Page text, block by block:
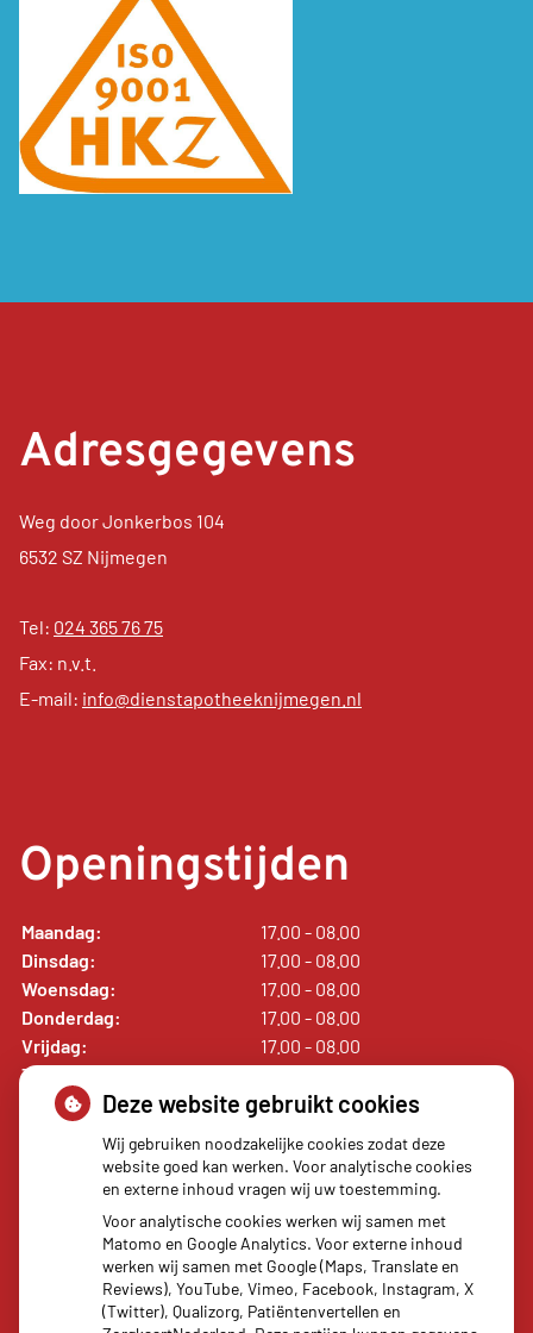
Adresgegevens
Weg door Jonkerbos 104
6532 SZ Nijmegen
Tel: 024 365 76 75
Fax: n.v.t.
E-mail: info@dienstapotheeknijmegen.nl
Openingstijden
Maandag:
17.00 - 08.00
Dinsdag:
17.00 - 08.00
Woensdag:
17.00 - 08.00
Donderdag:
17.00 - 08.00
Vrijdag:
17.00 - 08.00
Zaterdag:
Zondag:
00.00 - 00.00
Uw apotheker
Deze website gebruikt cookies
Wij gebruiken noodzakelijke cookies zodat deze
website goed kan werken. Voor analytische cookies
en externe inhoud vragen wij uw toestemming.
Voor analytische cookies werken wij samen met
Matomo en Google Analytics. Voor externe inhoud
werken wij samen met Google (Maps, Translate en
Reviews), YouTube, Vimeo, Facebook, Instagram, X
(Twitter), Qualizorg, Patiëntenvertellen en